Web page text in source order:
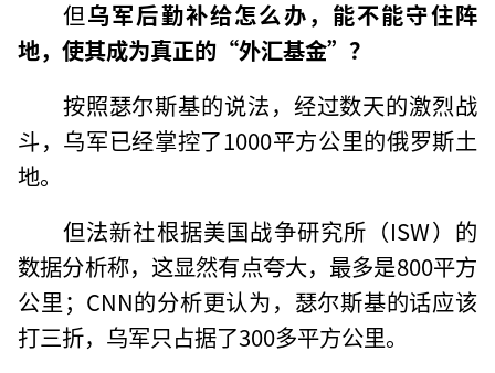
但乌军后勤补给怎么办，能不能守住阵
地，使其成为真正的“外汇基金”？
按照瑟尔斯基的说法，经过数天的激烈战
斗，乌军已经掌控了1000平方公里的俄罗斯土
地。
但法新社根据美国战争研究所（ISW）的
数据分析称，这显然有点夸大，最多是800平方
公里；CNN的分析更认为，瑟尔斯基的话应该
打三折，乌军只占据了300多平方公里。